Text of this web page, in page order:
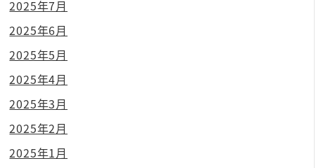
2025年7月
2025年6月
2025年5月
2025年4月
2025年3月
2025年2月
2025年1月